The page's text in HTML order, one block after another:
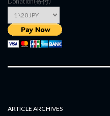
ARTICLE ARCHIVES